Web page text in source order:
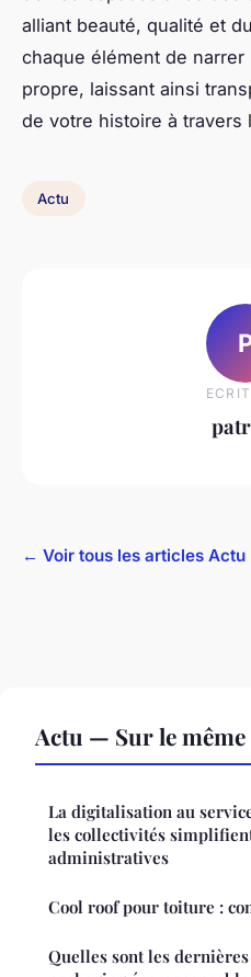
alliant beauté, qualité et
chaque élément de
propre, laissant ainsi
de votre histoire à travers
Actu
← Voir tous les articles Actu
Actu — Sur le même
La digitalisation au
les collectivités
administratives
Cool roof pour toiture :
Quelles sont les